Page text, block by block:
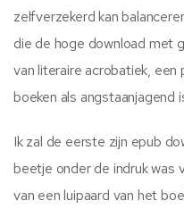
zelfverzekerd kan
die de hoge download met
van literaire acrobatiek,
boeken als angstaanjagend
Ik zal de eerste zijn epub
beetje onder de indruk was
van een luipaard van het